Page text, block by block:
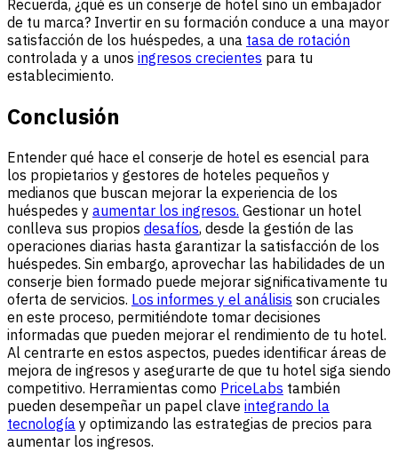
Recuerda, ¿qué es un conserje de hotel sino un embajador
de tu marca? Invertir en su formación conduce a una mayor
satisfacción de los huéspedes, a una tasa de rotación
controlada y a unos ingresos crecientes para tu
establecimiento.
Conclusión
Entender qué hace el conserje de hotel es esencial para
los propietarios y gestores de hoteles pequeños y
medianos que buscan mejorar la experiencia de los
huéspedes y aumentar los ingresos. Gestionar un hotel
conlleva sus propios desafíos, desde la gestión de las
operaciones diarias hasta garantizar la satisfacción de los
huéspedes. Sin embargo, aprovechar las habilidades de un
conserje bien formado puede mejorar significativamente tu
oferta de servicios. Los informes y el análisis son cruciales
en este proceso, permitiéndote tomar decisiones
informadas que pueden mejorar el rendimiento de tu hotel.
Al centrarte en estos aspectos, puedes identificar áreas de
mejora de ingresos y asegurarte de que tu hotel siga siendo
competitivo. Herramientas como PriceLabs también
pueden desempeñar un papel clave integrando la
tecnología y optimizando las estrategias de precios para
aumentar los ingresos.